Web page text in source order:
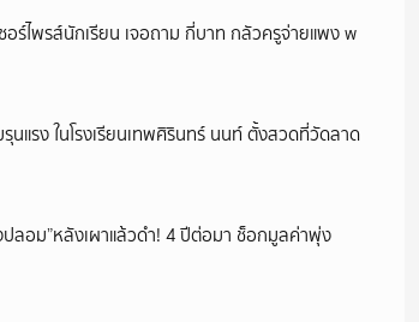
ไพรส์นักเรียน เจอถาม กี่บาท กลัวครูจ่ายแพง w
แรง ในโรงเรียนเทพศิรินทร์ นนท์ ตั้งสวดที่วัดลาด
ลอม”หลังเผาแล้วดำ! 4 ปีต่อมา ช็อกมูลค่าพุ่ง